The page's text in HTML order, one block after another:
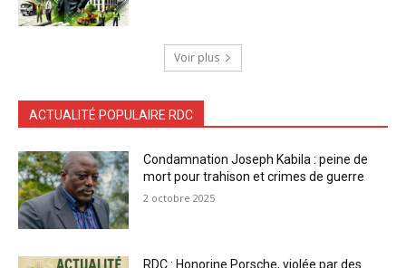
Voir plus
ACTUALITÉ POPULAIRE RDC
Condamnation Joseph Kabila : peine de
mort pour trahison et crimes de guerre
2 octobre 2025
RDC : Honorine Porsche, violée par des